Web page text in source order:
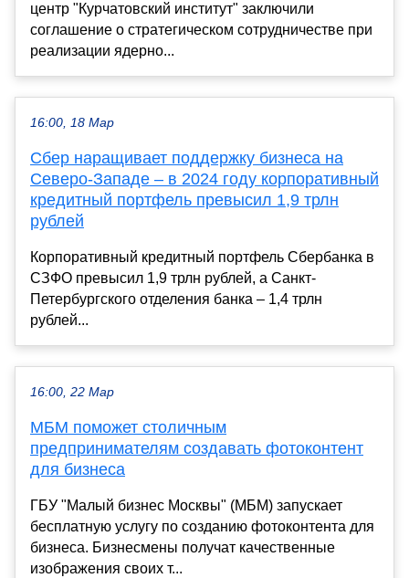
центр "Курчатовский институт" заключили
соглашение о стратегическом сотрудничестве при
реализации ядерно...
16:00, 18 Мар
Сбер наращивает поддержку бизнеса на
Северо-Западе – в 2024 году корпоративный
кредитный портфель превысил 1,9 трлн
рублей
Корпоративный кредитный портфель Сбербанка в
СЗФО превысил 1,9 трлн рублей, а Санкт-
Петербургского отделения банка – 1,4 трлн
рублей...
16:00, 22 Мар
МБМ поможет столичным
предпринимателям создавать фотоконтент
для бизнеса
ГБУ "Малый бизнес Москвы" (МБМ) запускает
бесплатную услугу по созданию фотоконтента для
бизнеса. Бизнесмены получат качественные
изображения своих т...